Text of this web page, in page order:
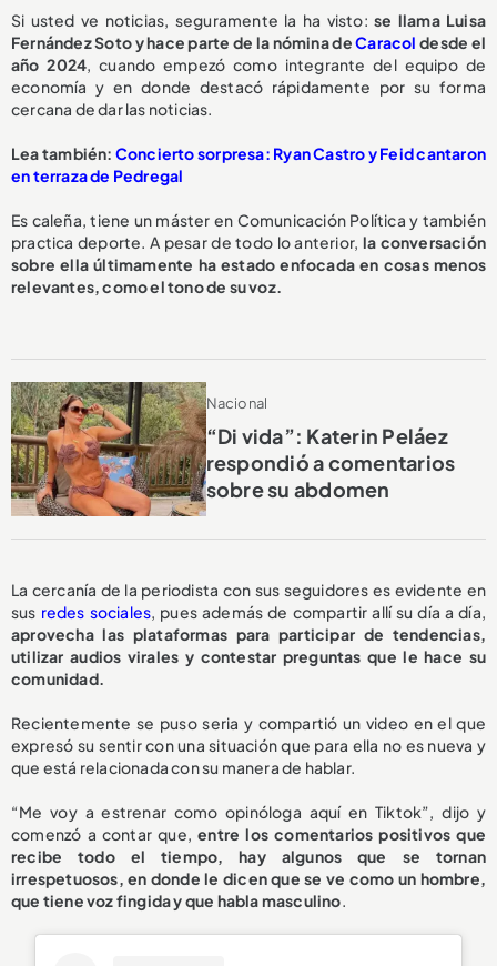
Si usted ve noticias, seguramente la ha visto:se llama Luisa
Fernández Soto y hace parte de la nómina deCaracol desde el
año 2024 , cuando empezó como integrante del equipo de
economía y en donde destacó rápidamente por su forma
cercana de dar las noticias.
Lea también: Concierto sorpresa: Ryan Castro y Feid cantaron
en terraza de Pedregal
Es caleña, tiene un máster en Comunicación Política y también
practica deporte. A pesar de todo lo anterior, la conversación
sobre ella últimamente ha estado enfocada en cosas menos
relevantes, como el tono de su voz.
Nacional
“Di vida”: Katerin Peláez
respondió a comentarios
sobre su abdomen
La cercanía de la periodista con sus seguidores es evidente en
sus redes sociales , pues además de compartir allí su día a día,
aprovecha las plataformas para participar de tendencias,
utilizar audios virales y contestar preguntas que le hace su
comunidad.
Recientemente se puso seria y compartió un video en el que
expresó su sentir con una situación que para ella no es nueva y
que está relacionada con su manera de hablar.
“Me voy a estrenar como opinóloga aquí en Tiktok”, dijo y
comenzó a contar que,entre los comentarios positivos que
recibe todo el tiempo, hay algunos que se tornan
irrespetuosos, en donde le dicen que se ve como un hombre,
que tiene voz fingida y que habla masculino